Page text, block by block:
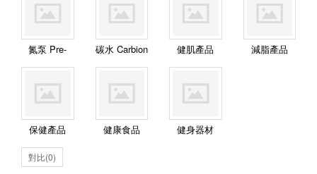
氮泵 Pre-
碳水 Carbion
健肌產品
減脂產品
保健產品
健康食品
健身器材
對比(0)